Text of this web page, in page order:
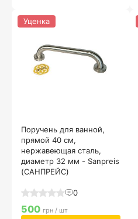
Поручень для ванной,
прямой 40 см,
нержавеющая сталь,
диаметр 32 мм - Sanpreis
(САНПРЕЙС)
0
Уценка
500 грн / шт